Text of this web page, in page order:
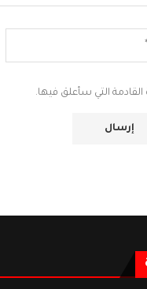
التي سأعلق فيها.